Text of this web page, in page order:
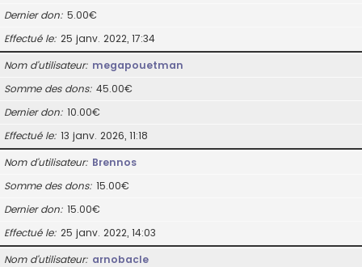
Dernier don 5.00€
Effectué le 25 janv. 2022, 17:34
Nom d’utilisateur megapouetman
Somme des dons 45.00€
Dernier don 10.00€
Effectué le 13 janv. 2026, 11:18
Nom d’utilisateur Brennos
Somme des dons 15.00€
Dernier don 15.00€
Effectué le 25 janv. 2022, 14:03
Nom d’utilisateur arnobacle